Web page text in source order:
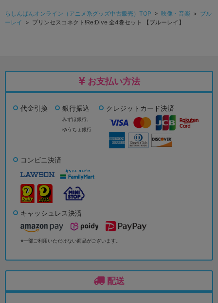
らしんばんオンライン（アニメ系グッズ中古販売）TOP > 映像・音楽 > ブル
ーレイ > プリンセスコネクト!Re:Dive 全4巻セット 【ブルーレイ】
お支払い方法
代金引換 銀行振込
みずほ銀行、
ゆうちょ銀行
クレジットカード決済
コンビニ決済
キャッシュレス決済
※一部ご利用いただけない商品がございます。
配送